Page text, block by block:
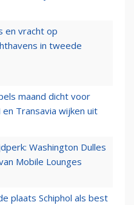
en vracht op
in tweede
maand dicht voor
Transavia wijken uit
Washington Dulles
Mobile Lounges
plaats Schiphol als best